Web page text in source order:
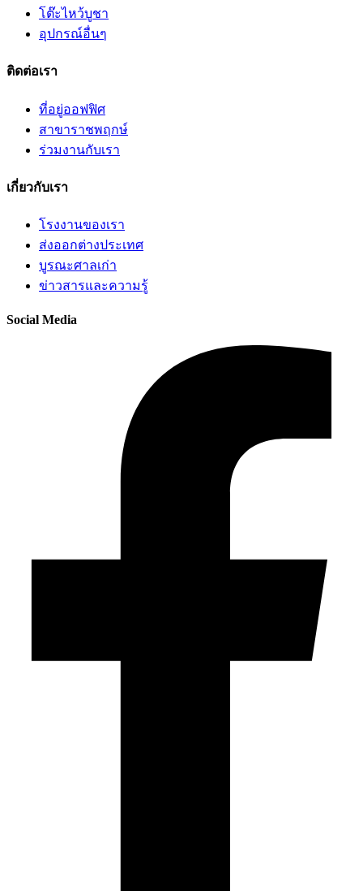
โต๊ะไหว้บูชา
อุปกรณ์อื่นๆ
ติดต่อเรา
ที่อยู่ออฟฟิศ
สาขาราชพฤกษ์
ร่วมงานกับเรา
เกี่ยวกับเรา
โรงงานของเรา
ส่งออกต่างประเทศ
บูรณะศาลเก่า
ข่าวสารและความรู้
Social Media